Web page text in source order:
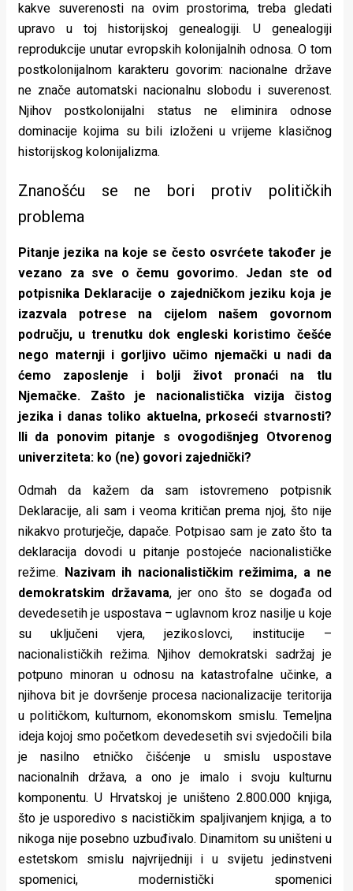
kakve suverenosti na ovim prostorima, treba gledati
upravo u toj historijskoj genealogiji. U genealogiji
reprodukcije unutar evropskih kolonijalnih odnosa. O tom
postkolonijalnom karakteru govorim: nacionalne države
ne znače automatski nacionalnu slobodu i suverenost.
Njihov postkolonijalni status ne eliminira odnose
dominacije kojima su bili izloženi u vrijeme klasičnog
historijskog kolonijalizma.
Znanošću se ne bori protiv političkih
problema
Pitanje jezika na koje se često osvrćete također je
vezano za sve o čemu govorimo. Jedan ste od
potpisnika Deklaracije o zajedničkom jeziku koja je
izazvala potrese na cijelom našem govornom
području, u trenutku dok engleski koristimo češće
nego maternji i gorljivo učimo njemački u nadi da
ćemo zaposlenje i bolji život pronaći na tlu
Njemačke. Zašto je nacionalistička vizija čistog
jezika i danas toliko aktuelna, prkoseći stvarnosti?
Ili da ponovim pitanje s ovogodišnjeg Otvorenog
univerziteta: ko (ne) govori zajednički?
Odmah da kažem da sam istovremeno potpisnik
Deklaracije, ali sam i veoma kritičan prema njoj, što nije
nikakvo proturječje, dapače. Potpisao sam je zato što ta
deklaracija dovodi u pitanje postojeće nacionalističke
režime. Nazivam ih nacionalističkim režimima, a ne
demokratskim državama, jer ono što se događa od
devedesetih je uspostava – uglavnom kroz nasilje u koje
su uključeni vjera, jezikoslovci, institucije –
nacionalističkih režima. Njihov demokratski sadržaj je
potpuno minoran u odnosu na katastrofalne učinke, a
njihova bit je dovršenje procesa nacionalizacije teritorija
u političkom, kulturnom, ekonomskom smislu. Temeljna
ideja kojoj smo početkom devedesetih svi svjedočili bila
je nasilno etničko čišćenje u smislu uspostave
nacionalnih država, a ono je imalo i svoju kulturnu
komponentu. U Hrvatskoj je uništeno 2.800.000 knjiga,
što je usporedivo s nacističkim spaljivanjem knjiga, a to
nikoga nije posebno uzbuđivalo. Dinamitom su uništeni u
estetskom smislu najvrijedniji i u svijetu jedinstveni
spomenici, modernistički spomenici